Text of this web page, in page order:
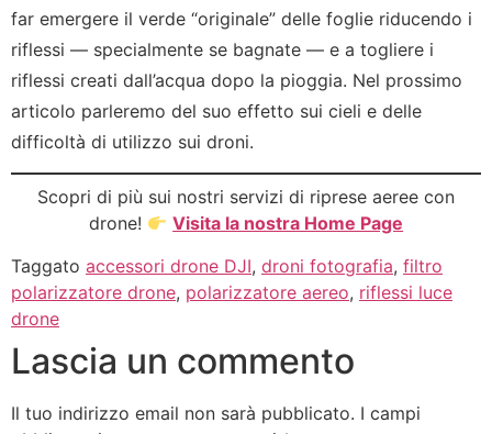
far emergere il verde “originale” delle foglie riducendo i
riflessi — specialmente se bagnate — e a togliere i
riflessi creati dall’acqua dopo la pioggia. Nel prossimo
articolo parleremo del suo effetto sui cieli e delle
difficoltà di utilizzo sui droni.
Scopri di più sui nostri servizi di riprese aeree con
drone!
Visita la nostra Home Page
Taggato accessori drone DJI, droni fotografia, filtro
polarizzatore drone, polarizzatore aereo, riflessi luce
drone
Lascia un commento
Il tuo indirizzo email non sarà pubblicato. I campi